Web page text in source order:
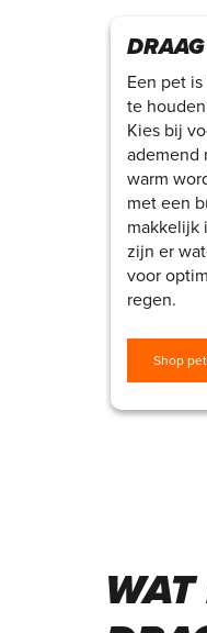
Een pet
te
Kies bij
ademend
warm
met een
makkelijk
zijn er
voor
regen.
Shop